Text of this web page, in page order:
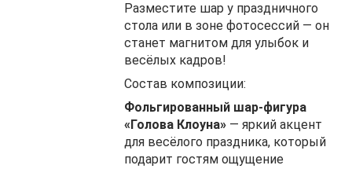
Разместите шар у праздничного
стола или в зоне фотосессий — он
станет магнитом для улыбок и
весёлых кадров!
Состав композиции:
Фольгированный шар-фигура
«Голова Клоуна» — яркий акцент
для весёлого праздника, который
подарит гостям ощущение